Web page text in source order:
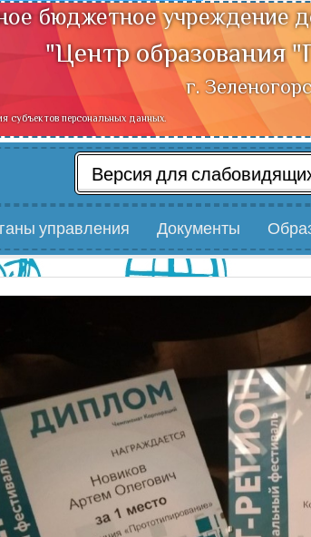
бюджетное учреждение
"Центр образования
г.
субъектов персональных данных.
Версия для
управления Документы